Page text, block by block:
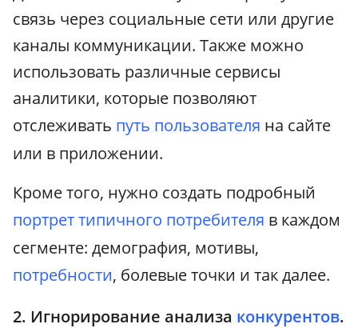
связь через социальные сети или другие
каналы коммуникации. Также можно
использовать различные сервисы
аналитики, которые позволяют
отслеживать путь пользователя на сайте
или в приложении.
Кроме того, нужно создать подробный
портрет типичного потребителя в каждом
сегменте: демография, мотивы,
потребности, болевые точки и так далее.
2. Игнорирование анализа конкурентов.